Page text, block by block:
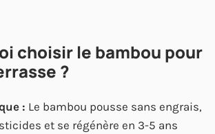
choisir le bambou pour
?
: Le bambou pousse sans engrais,
et se régénère en 3-5 ans